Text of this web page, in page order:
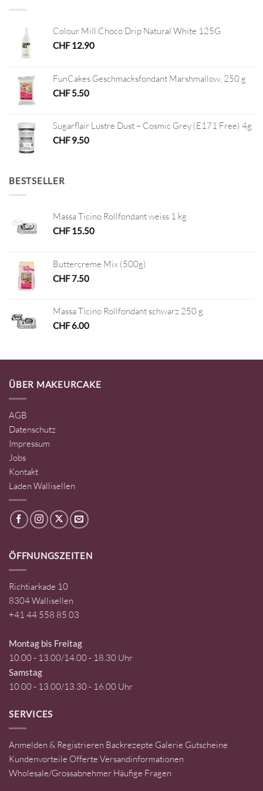
Colour Mill Choco Drip Natural White 125G
CHF12.90
FunCakes Geschmacksfondant Marshmallow, 250 g
CHF5.50
Sugarflair Lustre Dust – Cosmic Grey (E171 Free) 4g
CHF9.50
BESTSELLER
Massa Ticino Rollfondant weiss 1 kg
CHF15.50
Buttercreme Mix (500g)
CHF7.50
Massa Ticino Rollfondant schwarz 250 g
CHF6.00
ÜBER MAKEURCAKE
AGB
Datenschutz
Impressum
Jobs
Kontakt
Laden Wallisellen
ÖFFNUNGSZEITEN
Richtiarkade 10
8304 Wallisellen
+41 44 558 85 03
Montag bis Freitag
10.00 - 13.00/14.00 - 18.30 Uhr
Samstag
10.00 - 13.00/13.30 - 16.00 Uhr
SERVICES
Anmelden & Registrieren Backrezepte Galerie Gutscheine
Kundenvorteile Offerte Versandinformationen
Wholesale/Grossabnehmer Häufige Fragen